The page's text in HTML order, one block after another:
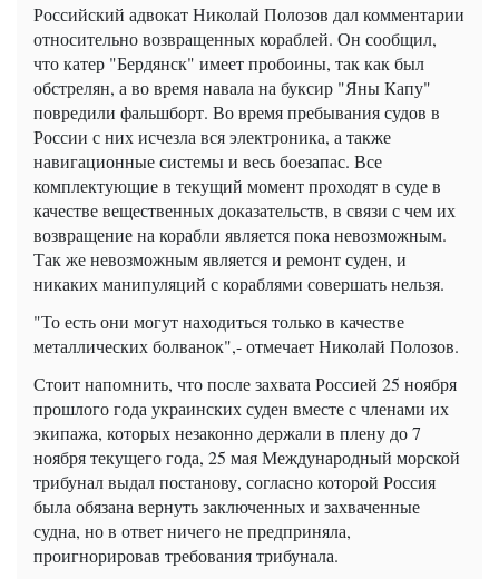
Российский адвокат Николай Полозов дал комментарии
относительно возвращенных кораблей. Он сообщил,
что катер "Бердянск" имеет пробоины, так как был
обстрелян, а во время навала на буксир "Яны Капу"
повредили фальшборт. Во время пребывания судов в
России с них исчезла вся электроника, а также
навигационные системы и весь боезапас. Все
комплектующие в текущий момент проходят в суде в
качестве вещественных доказательств, в связи с чем их
возвращение на корабли является пока невозможным.
Так же невозможным является и ремонт суден, и
никаких манипуляций с кораблями совершать нельзя.
"То есть они могут находиться только в качестве
металлических болванок",- отмечает Николай Полозов.
Стоит напомнить, что после захвата Россией 25 ноября
прошлого года украинских суден вместе с членами их
экипажа, которых незаконно держали в плену до 7
ноября текущего года, 25 мая Международный морской
трибунал выдал постанову, согласно которой Россия
была обязана вернуть заключенных и захваченные
судна, но в ответ ничего не предприняла,
проигнорировав требования трибунала.